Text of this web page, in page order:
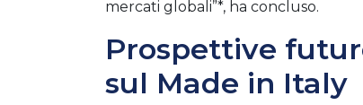
mercati globali”*, ha concluso.
Prospettive
sul Made in Italy